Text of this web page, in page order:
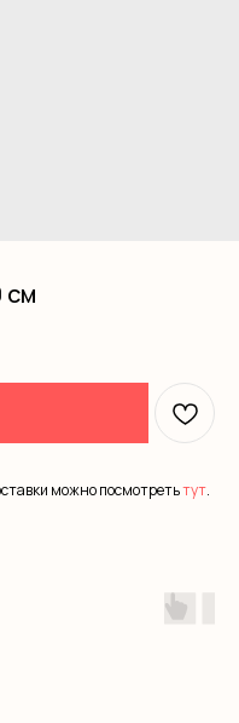
см
можно посмотретьтут.